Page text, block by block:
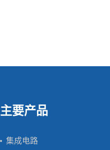
主要产品
集成电路